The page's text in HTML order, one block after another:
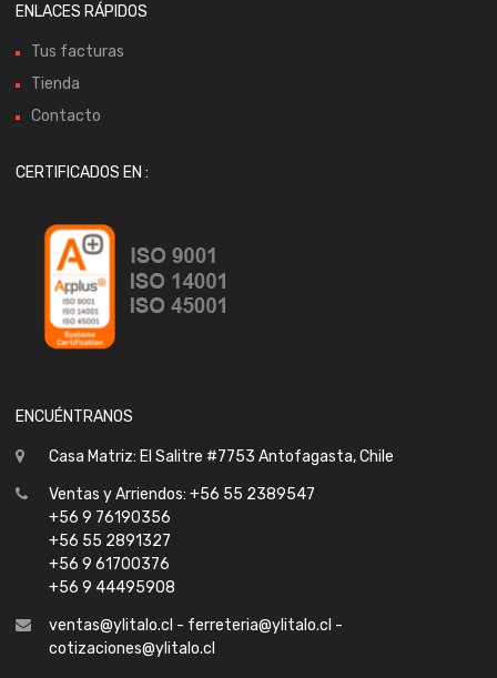
ENLACES RÁPIDOS
Tus facturas
Tienda
Contacto
CERTIFICADOS EN :
ENCUÉNTRANOS
Casa Matriz: El Salitre #7753 Antofagasta, Chile
Ventas y Arriendos: +56 55 2389547
+56 9 76190356
+56 55 2891327
+56 9 61700376
+56 9 44495908
ventas@ylitalo.cl - ferreteria@ylitalo.cl -
cotizaciones@ylitalo.cl